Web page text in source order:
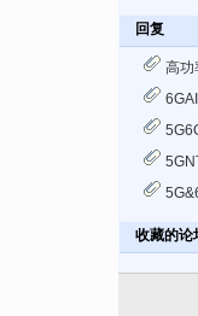
回复
高功
收藏的论